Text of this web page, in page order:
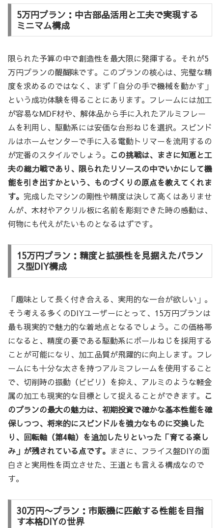
5万円プラン：中古部品活用と工夫で実現する
ミニマム構成
限られた予算の中で創造性を最大限に発揮する。それが5
万円プランの醍醐味です。このプランの核心は、完璧な精
度を求めるのではなく、まず「自分の手で機械を動かす」
という成功体験を得ることにあります。フレームには加工
が容易なMDF材や、解体品から手に入れたアルミフレー
ムを利用し、駆動系には安価な台形ねじを選択。スピンド
ルはホームセンターで手に入る電動トリマーを流用するの
が定番のスタイルでしょう。 この挑戦は、まさに知恵と工
夫の総力戦であり、限られたリソースの中でいかにして機
能を引き出すかという、ものづくりの原点を教えてくれま
す。 完成したマシンの剛性や精度は決して高くはありませ
んが、木材やアクリル板に名前を彫刻できた時の感動は、
何物にも代えがたいものとなるはずです。
15万円プラン：精度と拡張性を見据えたバラン
ス型DIY構成
「趣味として長く付き合える、実用的な一台が欲しい」。
そう考える多くのDIYユーザーにとって、15万円プランは
最も現実的で魅力的な着地点となるでしょう。この価格帯
になると、精度の要である駆動系にボールねじを採用する
ことが可能になり、加工品質が飛躍的に向上します。フレ
ームにも十分な太さを持つアルミフレームを使用すること
で、切削時の振動（ビビリ）を抑え、アルミのような軽金
属の加工も現実的な目標として捉えることができます。 こ
のプランの最大の魅力は、初期投資で確かな基本性能を確
保しつつ、将来的にスピンドルを強力なものに交換した
り、回転軸（第4軸）を追加したりといった「育てる楽し
み」が残されている点です。 まさに、フライス盤DIYの面
白さと実用性を両立させた、王道とも言える構成なので
す。
30万円〜プラン：市販機に匹敵する性能を目指
す本格DIYの世界